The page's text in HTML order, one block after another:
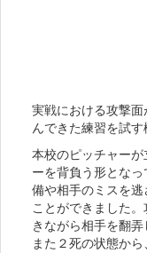
実戦における攻撃
んできた練習を試す
本校のピッチャー
ーを背負う形とな
備や相手のミスを
ことができました
きながら相手を翻弄
また２死の状態か